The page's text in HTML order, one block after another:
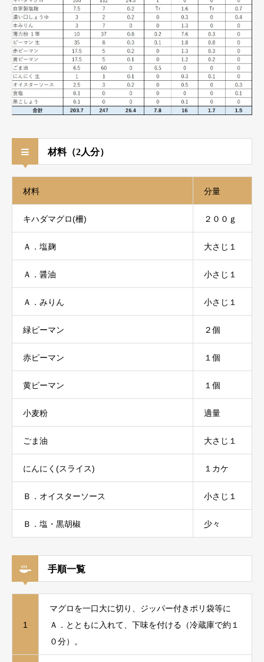
材料（2人分）
材料 分量
キハダマグロ(柵) ２００ｇ
Ａ．塩麹 大さじ１
Ａ．醤油 小さじ１
Ａ．みりん 小さじ１
緑ピーマン ２個
赤ピーマン １個
黄ピーマン １個
小麦粉 適量
ごま油 大さじ１
にんにく(スライス) １カケ
Ｂ．オイスターソース 小さじ１
Ｂ．塩・黒胡椒 少々
手順一覧
1
マグロを一口大に切り、ジッパー付きポリ袋等に
Ａ．とともに入れて、下味を付ける（冷蔵庫で約１
０分）。